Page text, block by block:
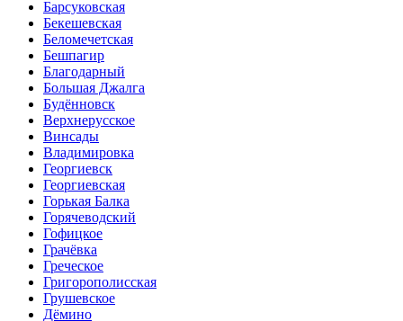
Барсуковская
Бекешевская
Беломечетская
Бешпагир
Благодарный
Большая Джалга
Будённовск
Верхнерусское
Винсады
Владимировка
Георгиевск
Георгиевская
Горькая Балка
Горячеводский
Гофицкое
Грачёвка
Греческое
Григорополисская
Грушевское
Дёмино